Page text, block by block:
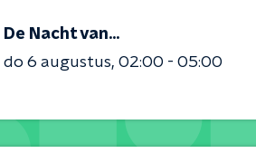
De Nacht van...
do 6 augustus 02:00 - 05:00